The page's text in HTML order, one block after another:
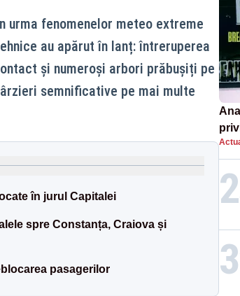
fenomenelor meteo extreme
au apărut în lanț: întreruperea
și numeroși arbori prăbușiți pe
semnificative pe mai multe
în jurul Capitalei
spre Constanța, Craiova și
pasagerilor
un
2
3